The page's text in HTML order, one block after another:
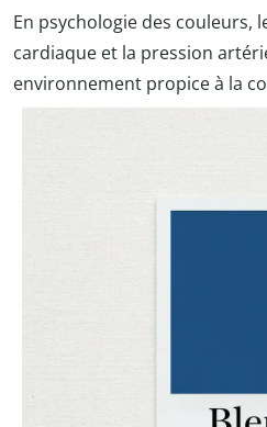
En psychologie des couleurs,
cardiaque et la pression
environnement propice à la